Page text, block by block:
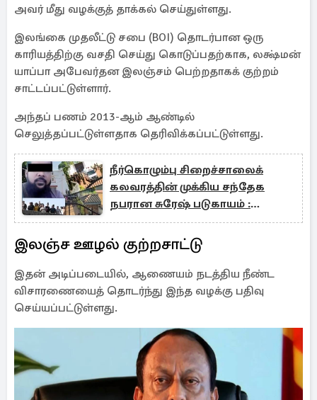
அவர் மீது வழக்குத் தாக்கல் செய்துள்ளது.
இலங்கை முதலீட்டு சபை (BOI) தொடர்பான ஒரு
காரியத்திற்கு வசதி செய்து கொடுப்பதற்காக, லக்ஷ்மன்
யாப்பா அபேவர்தன இலஞ்சம் பெற்றதாகக் குற்றம்
சாட்டப்பட்டுள்ளார்.
அந்தப் பணம் 2013-ஆம் ஆண்டில்
செலுத்தப்பட்டுள்ளதாக தெரிவிக்கப்பட்டுள்ளது.
நீர்கொழும்பு சிறைச்சாலைக்
கலவரத்தின் முக்கிய சந்தேக
நபரான சுரேஷ் படுகாயம் :
வெளியான பின்னணி
இலஞ்ச ஊழல் குற்றசாட்டு
இதன் அடிப்படையில், ஆணையம் நடத்திய நீண்ட
விசாரணையைத் தொடர்ந்து இந்த வழக்கு பதிவு
செய்யப்பட்டுள்ளது.